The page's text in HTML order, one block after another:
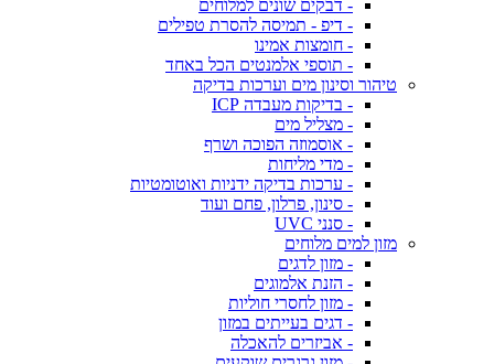
- דבקים שונים למלוחים
- דיפ - תמיסה להסרת טפילים
- חומצות אמינו
- תוספי אלמנטים הכל באחד
טיהור וסינון מים וערכות בדיקה
- בדיקות מעבדה ICP
- מצליל מים
- אוסמוזה הפוכה ושרף
- מדי מליחות
- ערכות בדיקה ידניות ואוטומטיות
- סינון, פרלון, פחם ועוד
- סנני UVC
מזון למים מלוחים
- מזון לדגים
- הזנת אלמוגים
- מזון לחסרי חוליות
- דגים בעייתים במזון
- אביזרים להאכלה